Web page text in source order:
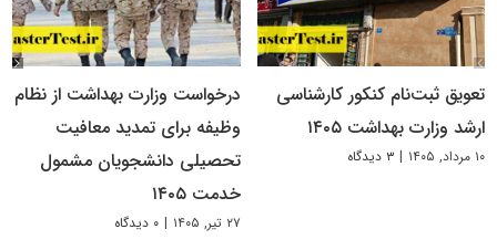
تعویق ثبت‌نام کنکور کارشناسی
ارشد وزارت بهداشت ۱۴۰۵
۱۰ مرداد, ۱۴۰۵ | ۳ دیدگاه
درخواست وزارت بهداشت از نظام
وظیفه برای تمدید معافیت
تحصیلی دانشجویان مشمول
خدمت ۱۴۰۵
۲۷ تیر, ۱۴۰۵ | ۰ دیدگاه